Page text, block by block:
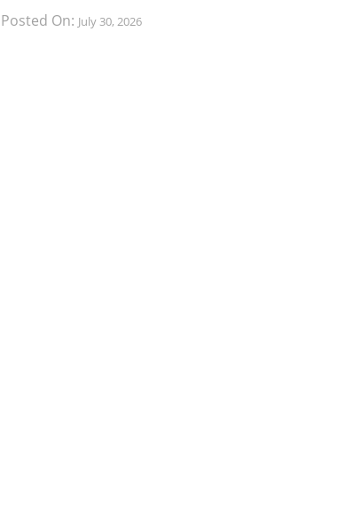
Posted On: July 30, 2026